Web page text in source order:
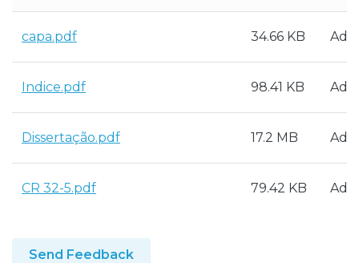
capa.pdf 34.66 KB
Indice.pdf 98.41 KB
Dissertação.pdf 17.2 MB
CR 32-5.pdf 79.42 KB
Send Feedback